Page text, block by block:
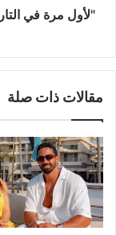
يعرض
"لأول مرة في
مقالات ذات صلة